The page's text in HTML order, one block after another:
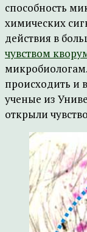
способность
химических
действия в
чувством
происходить и
ученые из
открыли